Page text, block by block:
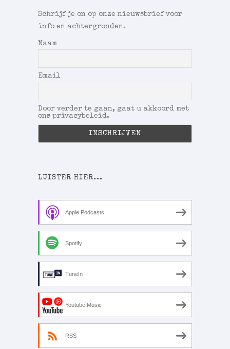
Schrijf je on op onze nieuwsbrief voor
info en achtergronden.
Naam
Email
Door verder te gaan, gaat u akkoord met
ons privacybeleid.
LUISTER HIER...
Apple Podcasts
Spotify
TuneIn
Youtube Music
RSS